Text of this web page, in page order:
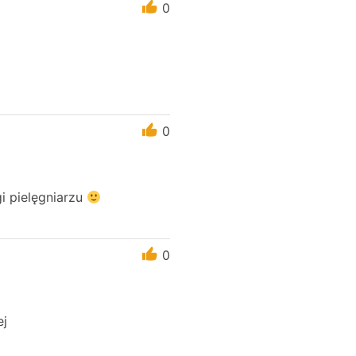
0
0
pielęgniarzu
0